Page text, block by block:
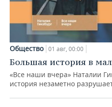
Общество 01 авг, 00:00
Большая история в
«Все наши вчера» Наталии
история незаметно